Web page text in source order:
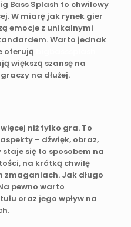
Bass Splash to chwilowy
W miarę jak rynek gier
emocje z unikalnymi
Warto jednak
oferują
większą szansę na
na dłużej.
niż tylko gra. To
– dźwięk, obraz,
się to sposobem na
na krótką chwilę
zmaganiach. Jak długo
pewno warto
oraz jego wpływ na